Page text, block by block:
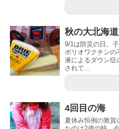
秋の大北海
9/1は防災の日。
ポリオワクチンの
液によるダウン症
されて...
4回目の海
夏休み恒例の敦賀